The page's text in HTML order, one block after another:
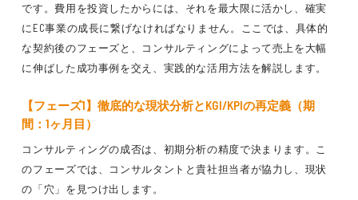
です。費用を投資したからには、それを最大限に活かし、確実
にEC事業の成長に繋げなければなりません。ここでは、具体的
な契約後のフェーズと、コンサルティングによって売上を大幅
に伸ばした成功事例を交え、実践的な活用方法を解説します。
【フェーズ1】徹底的な現状分析とKGI/KPIの再定義（期
間：1ヶ月目）
コンサルティングの成否は、初期分析の精度で決まります。こ
のフェーズでは、コンサルタントと貴社担当者が協力し、現状
の「穴」を見つけ出します。